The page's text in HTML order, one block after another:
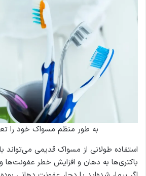
به طور منظم مسواک خود را
استفاده طولانی از مسواک قدیمی می‌تواند
باکتری‌ها به دهان و افزایش خطر